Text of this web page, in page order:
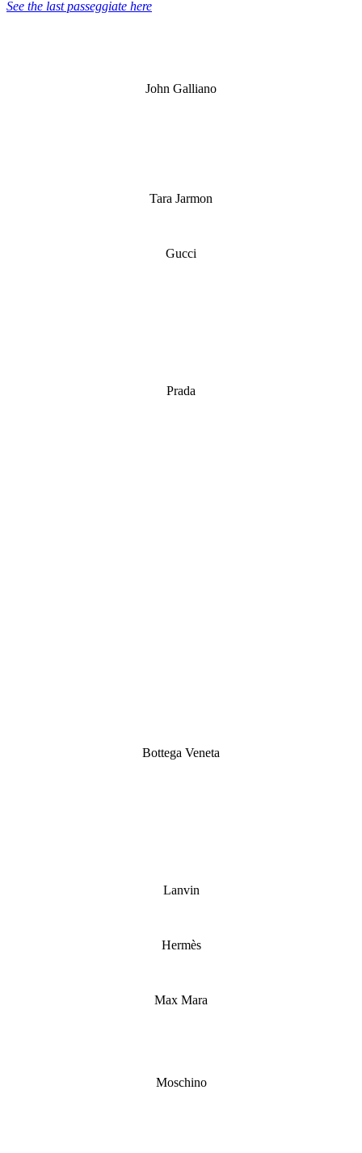
See the last passeggiate here
John Galliano
Tara Jarmon
Gucci
Prada
Bottega Veneta
Lanvin
Hermès
Max Mara
Moschino